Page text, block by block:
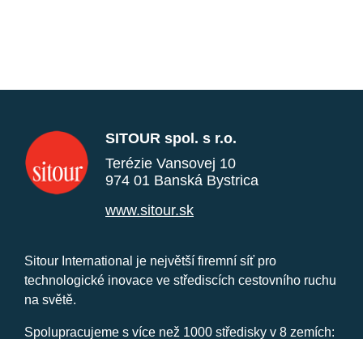
SITOUR spol. s r.o.
Terézie Vansovej 10
974 01 Banská Bystrica
www.sitour.sk
Sitour International je největší firemní síť pro
technologické inovace ve střediscích cestovního ruchu
na světě.
Spolupracujeme s více než 1000 středisky v 8 zemích: